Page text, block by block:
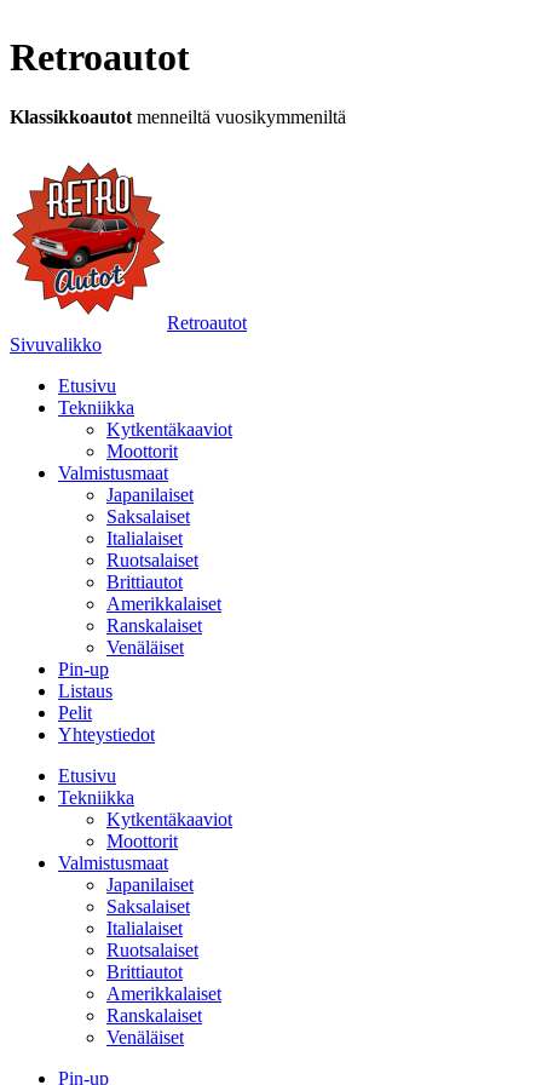
Retroautot
Klassikkoautot menneiltä vuosikymmeniltä
Retroautot
Sivuvalikko
Etusivu
Tekniikka
Kytkentäkaaviot
Moottorit
Valmistusmaat
Japanilaiset
Saksalaiset
Italialaiset
Ruotsalaiset
Brittiautot
Amerikkalaiset
Ranskalaiset
Venäläiset
Pin-up
Listaus
Pelit
Yhteystiedot
Etusivu
Tekniikka
Kytkentäkaaviot
Moottorit
Valmistusmaat
Japanilaiset
Saksalaiset
Italialaiset
Ruotsalaiset
Brittiautot
Amerikkalaiset
Ranskalaiset
Venäläiset
Pin-up